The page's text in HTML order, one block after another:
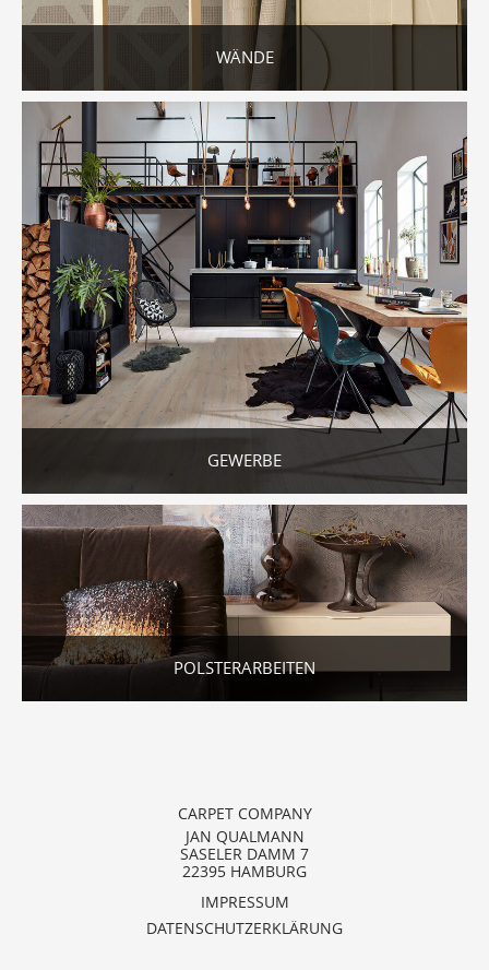
WÄNDE
GEWERBE
POLSTERARBEITEN
CARPET COMPANY
JAN QUALMANN
SASELER DAMM 7
22395 HAMBURG
IMPRESSUM
DATENSCHUTZERKLÄRUNG